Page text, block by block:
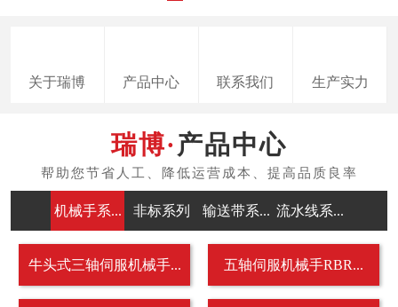
关于瑞博 产品中心 联系我们 生产实力
产品中心
机械手系... 非标系列 输送带系... 流水线系...
牛头式三轴伺服机械手... 五轴伺服机械手RBR...